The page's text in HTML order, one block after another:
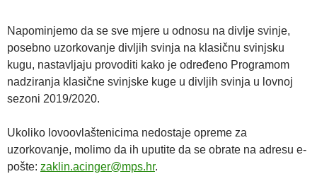
Napominjemo da se sve mjere u odnosu na divlje svinje,
posebno uzorkovanje divljih svinja na klasičnu svinjsku
kugu, nastavljaju provoditi kako je određeno Programom
nadziranja klasične svinjske kuge u divljih svinja u lovnoj
sezoni 2019/2020.
Ukoliko lovoovlaštenicima nedostaje opreme za
uzorkovanje, molimo da ih uputite da se obrate na adresu e-
pošte: zaklin.acinger@mps.hr.